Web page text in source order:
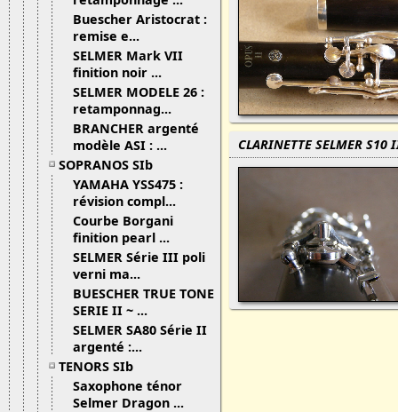
Buescher Aristocrat :
remise e...
SELMER Mark VII
finition noir ...
SELMER MODELE 26 :
retamponnag...
BRANCHER argenté
modèle ASI : ...
SOPRANOS SIb
YAMAHA YSS475 :
révision compl...
Courbe Borgani
finition pearl ...
SELMER Série III poli
verni ma...
BUESCHER TRUE TONE
SERIE II ~ ...
SELMER SA80 Série II
argenté :...
TENORS SIb
Saxophone ténor
Selmer Dragon ...
CLARINETTE SELMER